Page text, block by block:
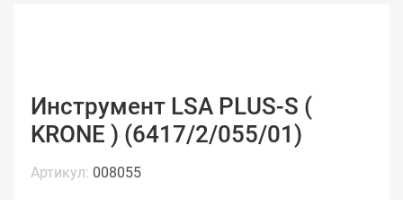
Инструмент LSA PLUS-S (
KRONE ) (6417/2/055/01)
Артикул: 008055